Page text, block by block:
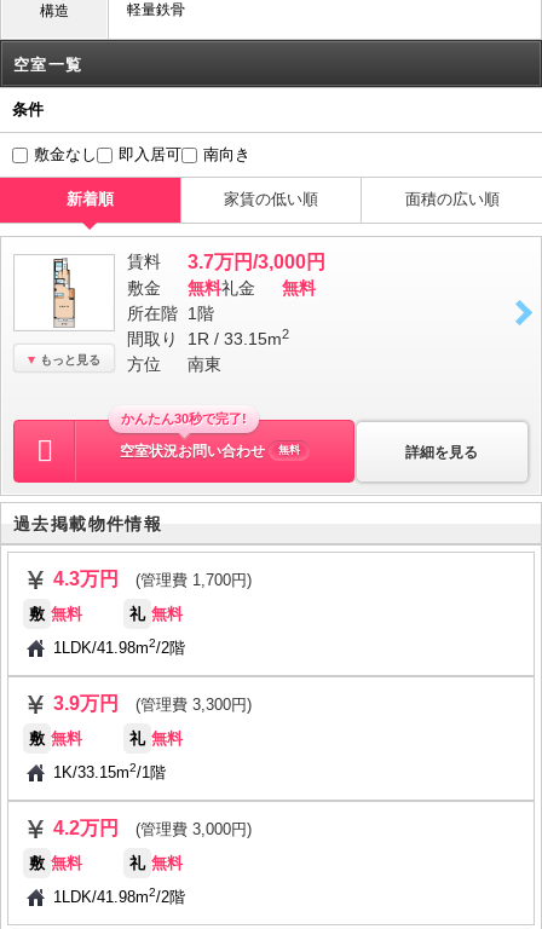
構造 軽量鉄骨
空室一覧
条件
敷金なし 即入居可 南向き
新着順 家賃の低い順 面積の広い順
もっと見る
賃料 3.7万円/3,000円
敷金 無料礼金
無料
所在階 1階
間取り
1R / 33.15m2
方位 南東
詳細を見る
かんたん30秒で完了!
空室状況お問い合わせ 無料
過去掲載物件情報
4.3万円
(管理費 1,700円)
敷 無料 礼 無料
1LDK/41.98m2/2階
3.9万円
(管理費 3,300円)
敷 無料 礼 無料
1K/33.15m2/1階
4.2万円
(管理費 3,000円)
敷 無料 礼 無料
1LDK/41.98m2/2階